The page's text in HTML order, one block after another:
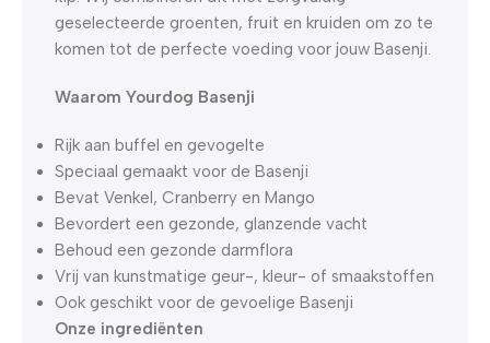
geselecteerde groenten, fruit en kruiden om zo te
komen tot de perfecte voeding voor jouw Basenji.
Waarom Yourdog Basenji
Rijk aan buffel en gevogelte
Speciaal gemaakt voor de Basenji
Bevat Venkel, Cranberry en Mango
Bevordert een gezonde, glanzende vacht
Behoud een gezonde darmflora
Vrij van kunstmatige geur-, kleur- of smaakstoffen
Ook geschikt voor de gevoelige Basenji
Onze ingrediënten